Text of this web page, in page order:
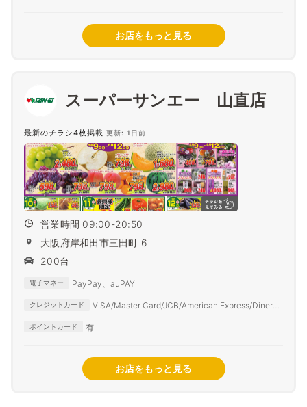
お店をもっと見る
スーパーサンエー 山直店
最新のチラシ4枚掲載 更新: 1日前
営業時間 09:00-20:50
大阪府岸和田市三田町 6
200台
電子マネー PayPay、auPAY
クレジットカード
VISA/Master Card/JCB/American Express/Diners
ポイントカード 有
お店をもっと見る